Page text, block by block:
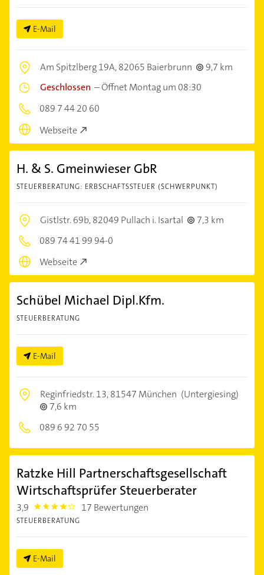
E-Mail
Am Spitzlberg 19A,82065 Baierbrunn
9,7 km
Geschlossen –Öffnet Montag um 08:30
089 7 44 20 60
Webseite
H. & S. Gmeinwieser GbR
STEUERBERATUNG: ERBSCHAFTSSTEUER (SCHWERPUNKT)
Gistlstr. 69b,82049 Pullach i. Isartal
7,3 km
089 74 41 99 94-0
Webseite
Schübel Michael Dipl.Kfm.
STEUERBERATUNG
E-Mail
Reginfriedstr. 13,81547 München (Untergiesing)
7,6 km
089 6 92 70 55
Ratzke Hill Partnerschaftsgesellschaft
Wirtschaftsprüfer Steuerberater
3,9 3.9 17 Bewertungen
STEUERBERATUNG
E-Mail